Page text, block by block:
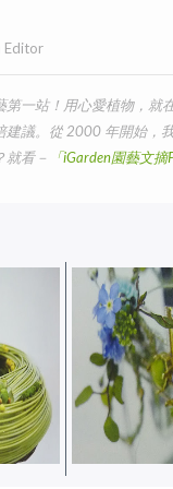
Editor
第一站！用心愛植物，就
建議。從 2000 年開始，
就看－
「iGarden園藝文